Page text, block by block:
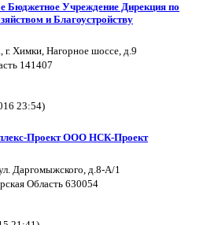
Бюджетное Учреждение Дирекция по
и Благоустройству
г. Химки, Нагорное шоссе, д.9
141407
23:54)
Проект ООО НСК-Проект
Даргомыжского, д.8-А/1
Область 630054